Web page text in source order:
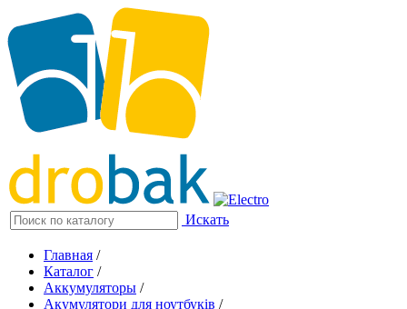
Искать
Главная /
Каталог /
Аккумуляторы /
Акумулятори для ноутбуків /